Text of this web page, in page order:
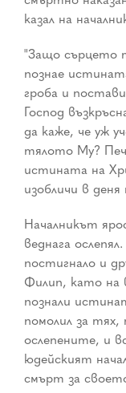
казал на
"Защо сърцето
познае
гроба и
Господ
да каже, че уж
тялото Му?
истината на
изобличи в
Началникът
веднага
постигнало и
Филип, като на
познали
помолил за тях,
ослепените, и
юдейският
смърт за